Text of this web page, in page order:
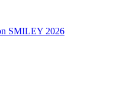
SMILEY 2026